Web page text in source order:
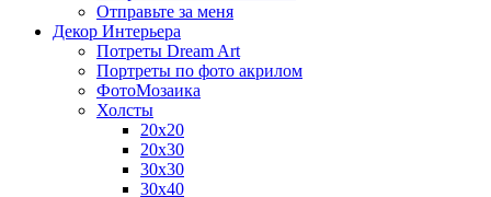
Отправьте за меня
Декор Интерьера
Потреты Dream Art
Портреты по фото акрилом
ФотоМозаика
Холсты
20х20
20х30
30х30
30х40